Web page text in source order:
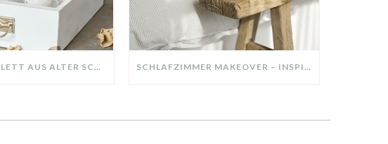
DIY-DEKO-TABLETT AUS ALTER SCHUBLADE – NACHHALTIGE HERBSTDEKO SELBER MACHEN! SCHLAFZIMMER MAKEOVER – INSPIRATION FÜR DEIN SCHLAFZIMMER: AUS ALT MACH NEU – HELL, GEMÜTLICH UND EINLADEND